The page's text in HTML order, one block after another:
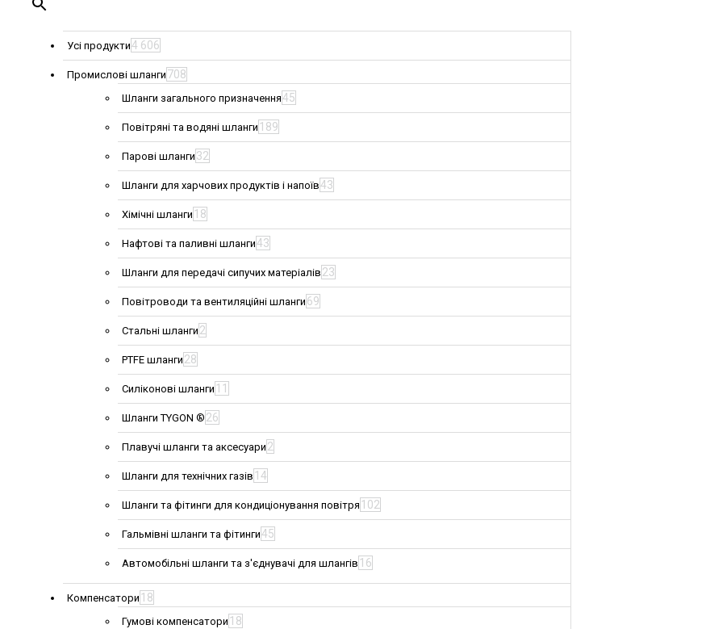
Усі продукти4 606
Промислові шланги 708
Шланги загального призначення45
Повітряні та водяні шланги 189
Парові шланги 32
Шланги для харчових продуктів і напоїв43
Хімічні шланги 18
Нафтові та паливні шланги43
Шланги для передачі сипучих матеріалів 23
Повітроводи та вентиляційні шланги 69
Стальні шланги 2
PTFE шланги 28
Силіконові шланги 11
Шланги TYGON ® 26
Плавучі шланги та аксесуари 2
Шланги для технічних газів 14
Шланги та фітинги для кондиціонування повітря 102
Гальмівні шланги та фітинги45
Автомобільні шланги та з'єднувачі для шлангів 16
Компенсатори 18
Гумові компенсатори 18